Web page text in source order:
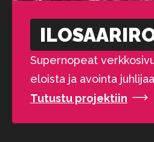
Supernopeat
eloista ja avointa
Tutustu projektiin